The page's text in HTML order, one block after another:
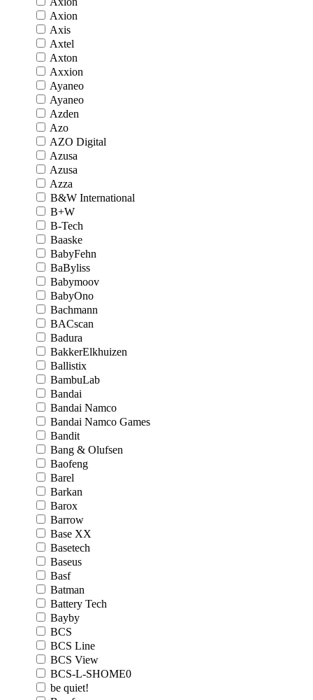
Axion
Axis
Axtel
Axton
Axxion
Ayaneo
Ayaneo
Azden
Azo
AZO Digital
Azusa
Azusa
Azza
B&W International
B+W
B-Tech
Baaske
BabyFehn
BaByliss
Babymoov
BabyOno
Bachmann
BACscan
Badura
BakkerElkhuizen
Ballistix
BambuLab
Bandai
Bandai Namco
Bandai Namco Games
Bandit
Bang & Olufsen
Baofeng
Barel
Barkan
Barox
Barrow
Base XX
Basetech
Baseus
Basf
Batman
Battery Tech
Bayby
BCS
BCS Line
BCS View
BCS-L-SHOME0
be quiet!